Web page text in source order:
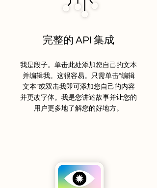
完整的 API 集成
我是段子。单击此处添加您自己的文本
并编辑我。这很容易。只需单击“编辑
文本”或双击我即可添加您自己的内容
并更改字体。我是您讲述故事并让您的
用户更多地了解您的好地方。